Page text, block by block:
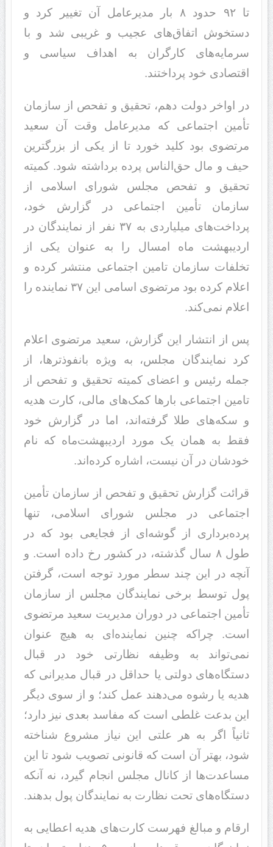
تا ۹۲ حدود ۸ بار مدیرعامل آن تغییر کرد و
دستخوش اتفاق‌های عجیب و غریبی شد و با
سرمایه‌های کارگران به اهداف سیاسی و
اقتصادی خود پرداختند.
در اواخر دولت دهم، تحقیق و تفحص از سازمان
تأمین اجتماعی که مدیرعامل وقت آن سعید
مرتضوی بود کلید خورد تا از یکی از بزرگترین
حیف و مال حق‌الناس پرده برداشته شود. کمیته
تحقیق و تفحص مجلس شورای اسلامی از
سازمان تأمین اجتماعی در گزارش خود،
پرداخت‌های میلیاردی به ۳۷ نفر از نمایندگان در
اردیبهشت ماه امسال را به عنوان یکی از
تخلفات سازمان تامین اجتماعی منتشر کرده و
اعلام کرده بود مرتضوی اسامی این ۳۷ نماینده را
اعلام نمی‌کند.
پس از انتشار این گزارش، سعید مرتضوی اعلام
کرد نمایندگان مجلس، به ویژه بانفوذ‌تر‌ها، از
جمله رئیس و اعضای کمیته تحقیق و تفحص از
تامین اجتماعی بار‌ها کمک‌های مالی، کارت هدیه
و سکه‌های طلا گرفته‌اند، اما در گزارش خود
فقط به‌‌ همان یک مورد اردیبهشت‌ماه که نام
خودشان در آن نیست، اشاره کرده‌اند.
قرائت گزارش تحقیق و تفحص از سازمان تأمین
اجتماعی در مجلس شورای اسلامی، تنها
پرده‌برداری از گوشه‌ای از فجایعی بود که در
طول ۸ سال گذشته، در کشور رخ داده است. و
آنچه در این چند سطر مورد توجه است، گرفتن
پول توسط برخی نمایندگان مجلس از سازمان
تأمین اجتماعی در دوران مدیریت سعید مرتضوی
است. چراکه چنین نماینده‌ای به هیچ عنوان
نمی‌تواند به وظیفه نظارتی خود در قبال
دستگاه‌های دولتی یا حداقل در قبال مدیرانی که
هدیه یا رشوه می‌دهند عمل کند؛ و از سوی دیگر
این بدعت غلطی است که مفاسد بعدی نیز دارد؛
ثانیاً اگر به هر علتی این نیاز مشروع شناخته
شود، بهتر آن است که قانونی تصویب شود تا این
مساعدت‌ها از کانال مجلس انجام گیرد، نه آنکه
دستگاه‌های تحت نظارت به نمایندگان پول بدهند.
ارقام و مبالغ فهرست کارت‌های هدیه‌ اعطایی به